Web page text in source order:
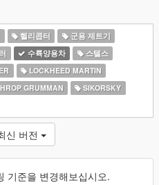
헬리콥터
군용 제트기
수륙양용차
스텔스
LOCKHEED MARTIN
GRUMMAN
SIKORSKY
신 버전
기준을 변경해보십시오.